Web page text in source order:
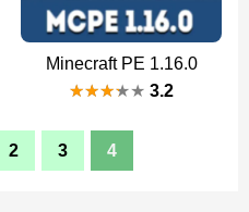
Minecraft PE 1.16.0
3.2
2 3 4